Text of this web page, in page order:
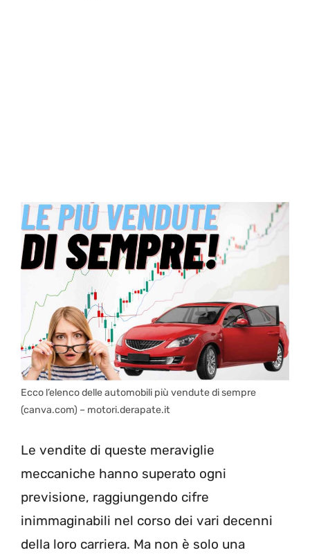
Ecco l’elenco delle automobili più vendute di sempre
(canva.com) – motori.derapate.it
Le vendite di queste meraviglie
meccaniche hanno superato ogni
previsione, raggiungendo cifre
inimmaginabili nel corso dei vari decenni
della loro carriera. Ma non è solo una